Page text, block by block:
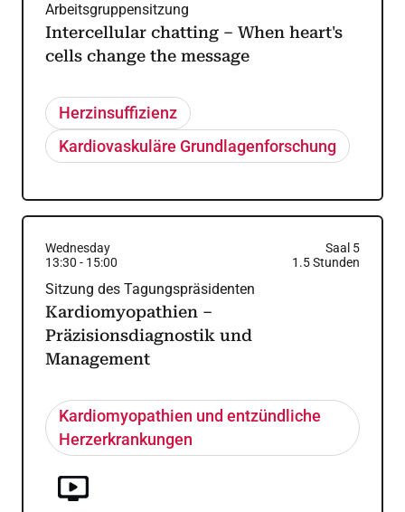
Arbeitsgruppensitzung
Intercellular chatting – When heart's
cells change the message
Herzinsuffizienz
Kardiovaskuläre Grundlagenforschung
Wednesday
Saal 5
13:30 - 15:00 1.5Stunden
Sitzung des Tagungspräsidenten
Kardiomyopathien –
Präzisionsdiagnostik und
Management
Kardiomyopathien und entzündliche
Herzerkrankungen